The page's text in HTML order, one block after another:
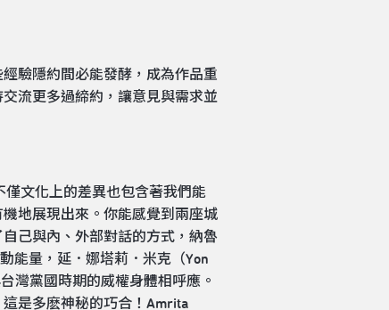
驗隱約間必能發酵，成為作品重
流更多過締約，讓意見與需求並
僅文化上的差異也包含著我們能
地展現出來。你能感覺到兩座城
己與內、外部對話的方式，納魯
能量，延．娜塔莉．米克（Yon
灣黨國時期的威權身體相呼應。
是多麽神秘的巧合！Amrita